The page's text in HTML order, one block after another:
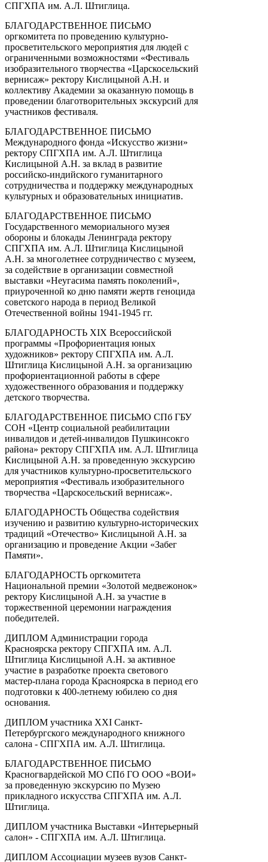
СПГХПА им. А.Л. Штиглица.
БЛАГОДАРСТВЕННОЕ ПИСЬМО
оргкомитета по проведению культурно-
просветительского мероприятия для людей с
ограниченными возможностями «Фестиваль
изобразительного творчества «Царскосельский
вернисаж» ректору Кислицыной А.Н. и
коллективу Академии за оказанную помощь в
проведении благотворительных экскурсий для
участников фестиваля.
БЛАГОДАРСТВЕННОЕ ПИСЬМО
Международного фонда «Искусство жизни»
ректору СПГХПА им. А.Л. Штиглица
Кислицыной А.Н. за вклад в развитие
российско-индийского гуманитарного
сотрудничества и поддержку международных
культурных и образовательных инициатив.
БЛАГОДАРСТВЕННОЕ ПИСЬМО
Государственного мемориального музея
обороны и блокады Ленинграда ректору
СПГХПА им. А.Л. Штиглица Кислицыной
А.Н. за многолетнее сотрудничество с музеем,
за содействие в организации совместной
выставки «Неугасима память поколений»,
приуроченной ко дню памяти жертв геноцида
советского народа в период Великой
Отечественной войны 1941-1945 гг.
БЛАГОДАРНОСТЬ XIX Всероссийской
программы «Профориентация юных
художников» ректору СПГХПА им. А.Л.
Штиглица Кислицыной А.Н. за организацию
профориентационной работы в сфере
художественного образования и поддержку
детского творчества.
БЛАГОДАРСТВЕННОЕ ПИСЬМО СПб ГБУ
СОН «Центр социальной реабилитации
инвалидов и детей-инвалидов Пушкинсокго
района» ректору СПГХПА им. А.Л. Штиглица
Кислицыной А.Н. за проведенную экскурсию
для участников культурно-просветительского
мероприятия «Фестиваль изобразительного
творчества «Царскосельский вернисаж».
БЛАГОДАРНОСТЬ Общества содействия
изучению и развитию культурно-исторических
традиций «Отечество» Кислицыной А.Н. за
организацию и проведение Акции «Забег
Памяти».
БЛАГОДАРНОСТЬ оргкомитета
Национальной премии «Золотой медвежонок»
ректору Кислицыной А.Н. за участие в
торжественной церемонии награждения
победителей.
ДИПЛОМ Администрации города
Красноярска ректору СПГХПА им. А.Л.
Штиглица Кислицыной А.Н. за активное
участие в разработке проекта светового
мастер-плана города Красноярска в период его
подготовки к 400-летнему юбилею со дня
основания.
ДИПЛОМ участника XXI Санкт-
Петербургского международного книжного
салона - СПГХПА им. А.Л. Штиглица.
БЛАГОДАРСТВЕННОЕ ПИСЬМО
Красногвардейской МО СПб ГО ООО «ВОИ»
за проведенную экскурсию по Музею
прикладного искусства СПГХПА им. А.Л.
Штиглица.
ДИПЛОМ участника Выставки «Интерьерный
салон» - СПГХПА им. А.Л. Штиглица.
ДИПЛОМ Ассоциации музеев вузов Санкт-